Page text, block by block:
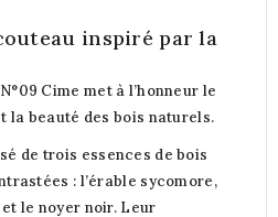
inspiré par la
Cime met à l’honneur le
beauté des bois naturels.
de trois essences de bois
: l’érable sycomore,
le noyer noir. Leur